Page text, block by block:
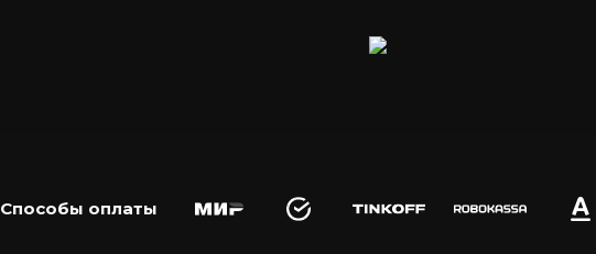
Способы оплаты